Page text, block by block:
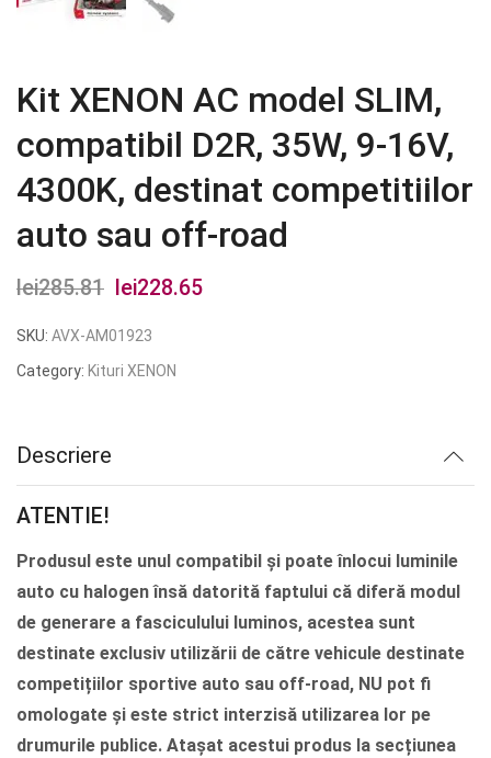
Kit XENON AC model SLIM,
compatibil D2R, 35W, 9-16V,
4300K, destinat competitiilor
auto sau off-road
lei285.81
Prețul
inițial
a
lei228.65
SKU: AVX-AM01923
Category: Kituri XENON
Descriere
ATENTIE!
Produsul este unul compatibil și poate înlocui luminile
auto cu halogen însă datorită faptului că diferă modul
de generare a fasciculului luminos, acestea sunt
destinate exclusiv utilizării de către vehicule destinate
competițiilor sportive auto sau off-road, NU pot fi
omologate și este strict interzisă utilizarea lor pe
drumurile publice. Atașat acestui produs la secțiunea